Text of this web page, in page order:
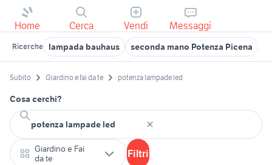
Home Cerca Vendi Messaggi
Ricerche lampada bauhaus seconda mano Potenza Picena
Subito Giardino e fai da te potenza lampade led
Cosa cerchi?
Giardino e Fai
da te
Filtri